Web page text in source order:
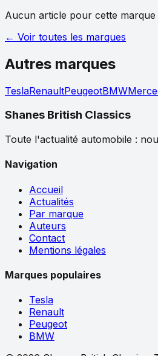
Aucun article pour cette marque
← Voir toutes les marques
Autres marques
TeslaRenaultPeugeotBMW
Shanes British Classics
Toute l'actualité automobile :
Navigation
Accueil
Actualités
Par marque
Auteurs
Contact
Mentions légales
Marques populaires
Tesla
Renault
Peugeot
BMW